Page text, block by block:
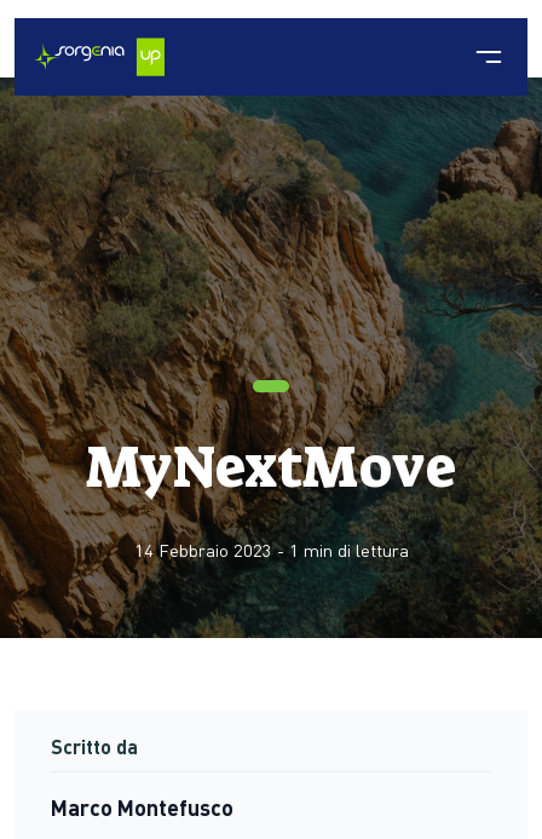
MyNextMove
14 Febbraio 2023-1 min di lettura
Scritto da
Marco Montefusco